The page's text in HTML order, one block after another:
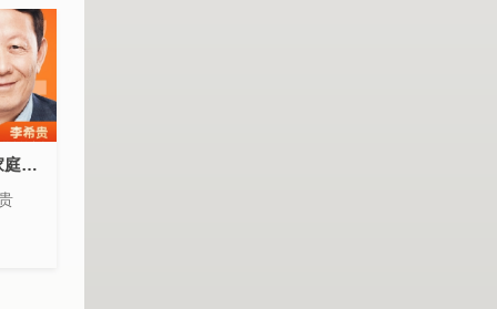
《家庭教育指南》（家庭教育十大原则）李希贵